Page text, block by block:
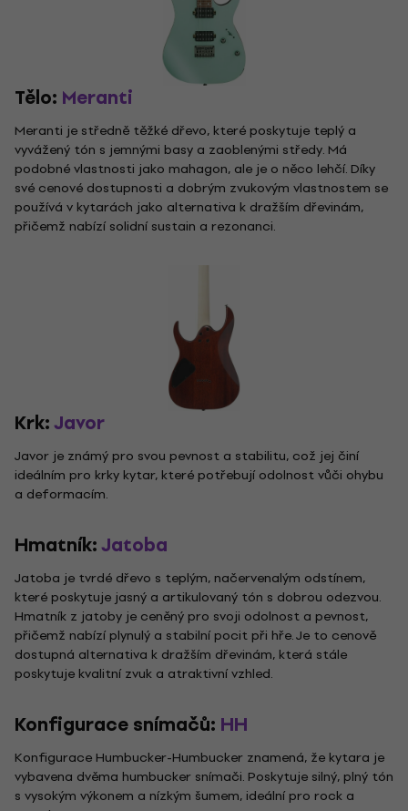
Tělo: Meranti
Meranti je středně těžké dřevo, které poskytuje teplý a
vyvážený tón s jemnými basy a zaoblenými středy. Má
podobné vlastnosti jako mahagon, ale je o něco lehčí. Díky
své cenové dostupnosti a dobrým zvukovým vlastnostem se
používá v kytarách jako alternativa k dražším dřevinám,
přičemž nabízí solidní sustain a rezonanci.
Krk:Javor
Javor je známý pro svou pevnost a stabilitu, což jej činí
ideálním pro krky kytar, které potřebují odolnost vůči ohybu
a deformacím.
Hmatník:Jatoba
Jatoba je tvrdé dřevo s teplým, načervenalým odstínem,
které poskytuje jasný a artikulovaný tón s dobrou odezvou.
Hmatník z jatoby je ceněný pro svoji odolnost a pevnost,
přičemž nabízí plynulý a stabilní pocit při hře. Je to cenově
dostupná alternativa k dražším dřevinám, která stále
poskytuje kvalitní zvuk a atraktivní vzhled.
Konfigurace snímačů: HH
Konfigurace Humbucker-Humbucker znamená, že kytara je
vybavena dvěma humbucker snímači. Poskytuje silný, plný tón
s vysokým výkonem a nízkým šumem, ideální pro rock a